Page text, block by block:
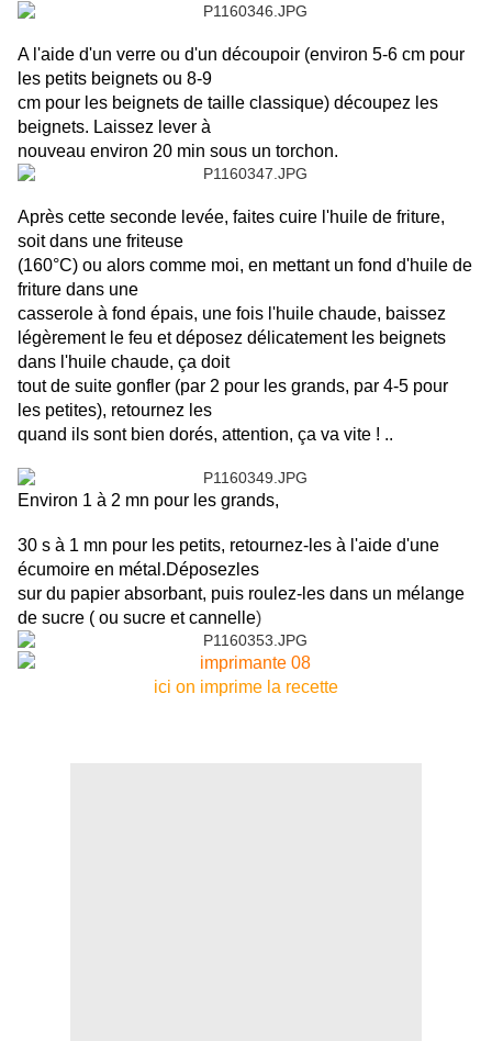
A l'aide d'un verre ou d'un découpoir (environ 5-6 cm pour
les petits beignets ou 8-9
cm pour les beignets de taille classique) découpez les
beignets. Laissez lever à
nouveau environ 20 min sous un torchon.
Après cette seconde levée, faites cuire l'huile de friture,
soit dans une friteuse
(160°C) ou alors comme moi, en mettant un fond d'huile de
friture dans une
casserole à fond épais, une fois l'huile chaude, baissez
légèrement le feu et déposez délicatement les beignets
dans l'huile chaude, ça doit
tout de suite gonfler (par 2 pour les grands, par 4-5 pour
les petites), retournez les
quand ils sont bien dorés, attention, ça va vite ! ..
Environ 1 à 2 mn pour les grands,
30 s à 1 mn pour les petits, retournez-les à l'aide d'une
écumoire en métal.Déposezles
sur du papier absorbant, puis roulez-les dans un mélange
de sucre ( ou sucre et cannelle)
ici on imprime la recette